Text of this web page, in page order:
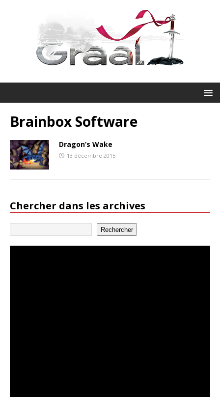
Brainbox Software
Dragon’s Wake
13 décembre 2015
Chercher dans les archives
Rechercher